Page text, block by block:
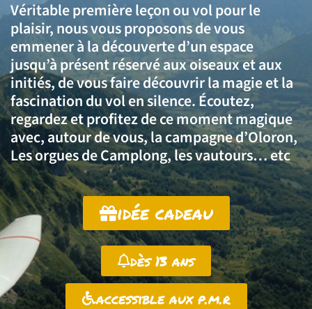
Véritable première leçon ou vol pour le
plaisir, nous vous proposons de vous
emmener à la découverte d’un espace
jusqu’à présent réservé aux oiseaux et aux
initiés, de vous faire découvrir la magie et la
fascination du vol en silence. Écoutez,
regardez et profitez de ce moment magique
avec, autour de vous, la campagne d’Oloron,
Les orgues de Camplong, les vautours… etc
idée cadeau
dès 13 ans
accessible aux p.m.r